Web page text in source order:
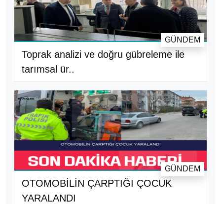
Toprak analizi ve doğru gübreleme ile
tarımsal ür..
GÜNDEM
OTOMOBİLİN ÇARPTIĞI ÇOCUK
YARALANDI
GÜNDEM